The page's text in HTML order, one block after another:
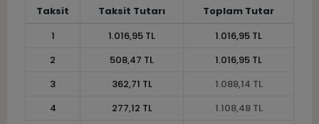
Taksit Taksit Tutarı
Toplam Tutar
1
1.016,95 TL
1.016,95 TL
2
508,47 TL
1.016,95 TL
3
362,71 TL
1.088,14 TL
4
277,12 TL
1.108,48 TL